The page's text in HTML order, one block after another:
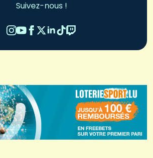
Suivez-nous !